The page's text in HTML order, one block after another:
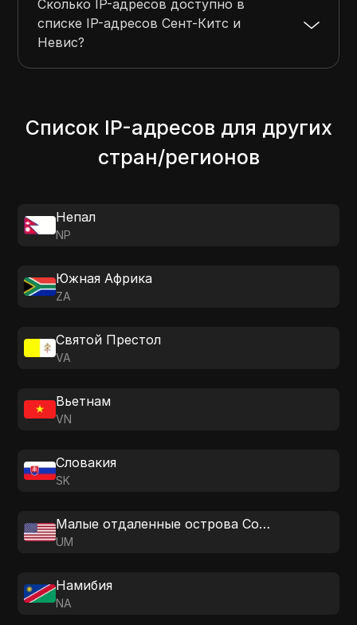
Сколько IP-адресов доступно в
списке IP-адресов Сент-Китс и
Невис?
Список IP-адресов для других
стран/регионов
Непал
NP
Южная Африка
ZA
Святой Престол
VA
Вьетнам
VN
Словакия
SK
Малые отдаленные острова Соединенных Штатов Америки
UM
Намибия
NA